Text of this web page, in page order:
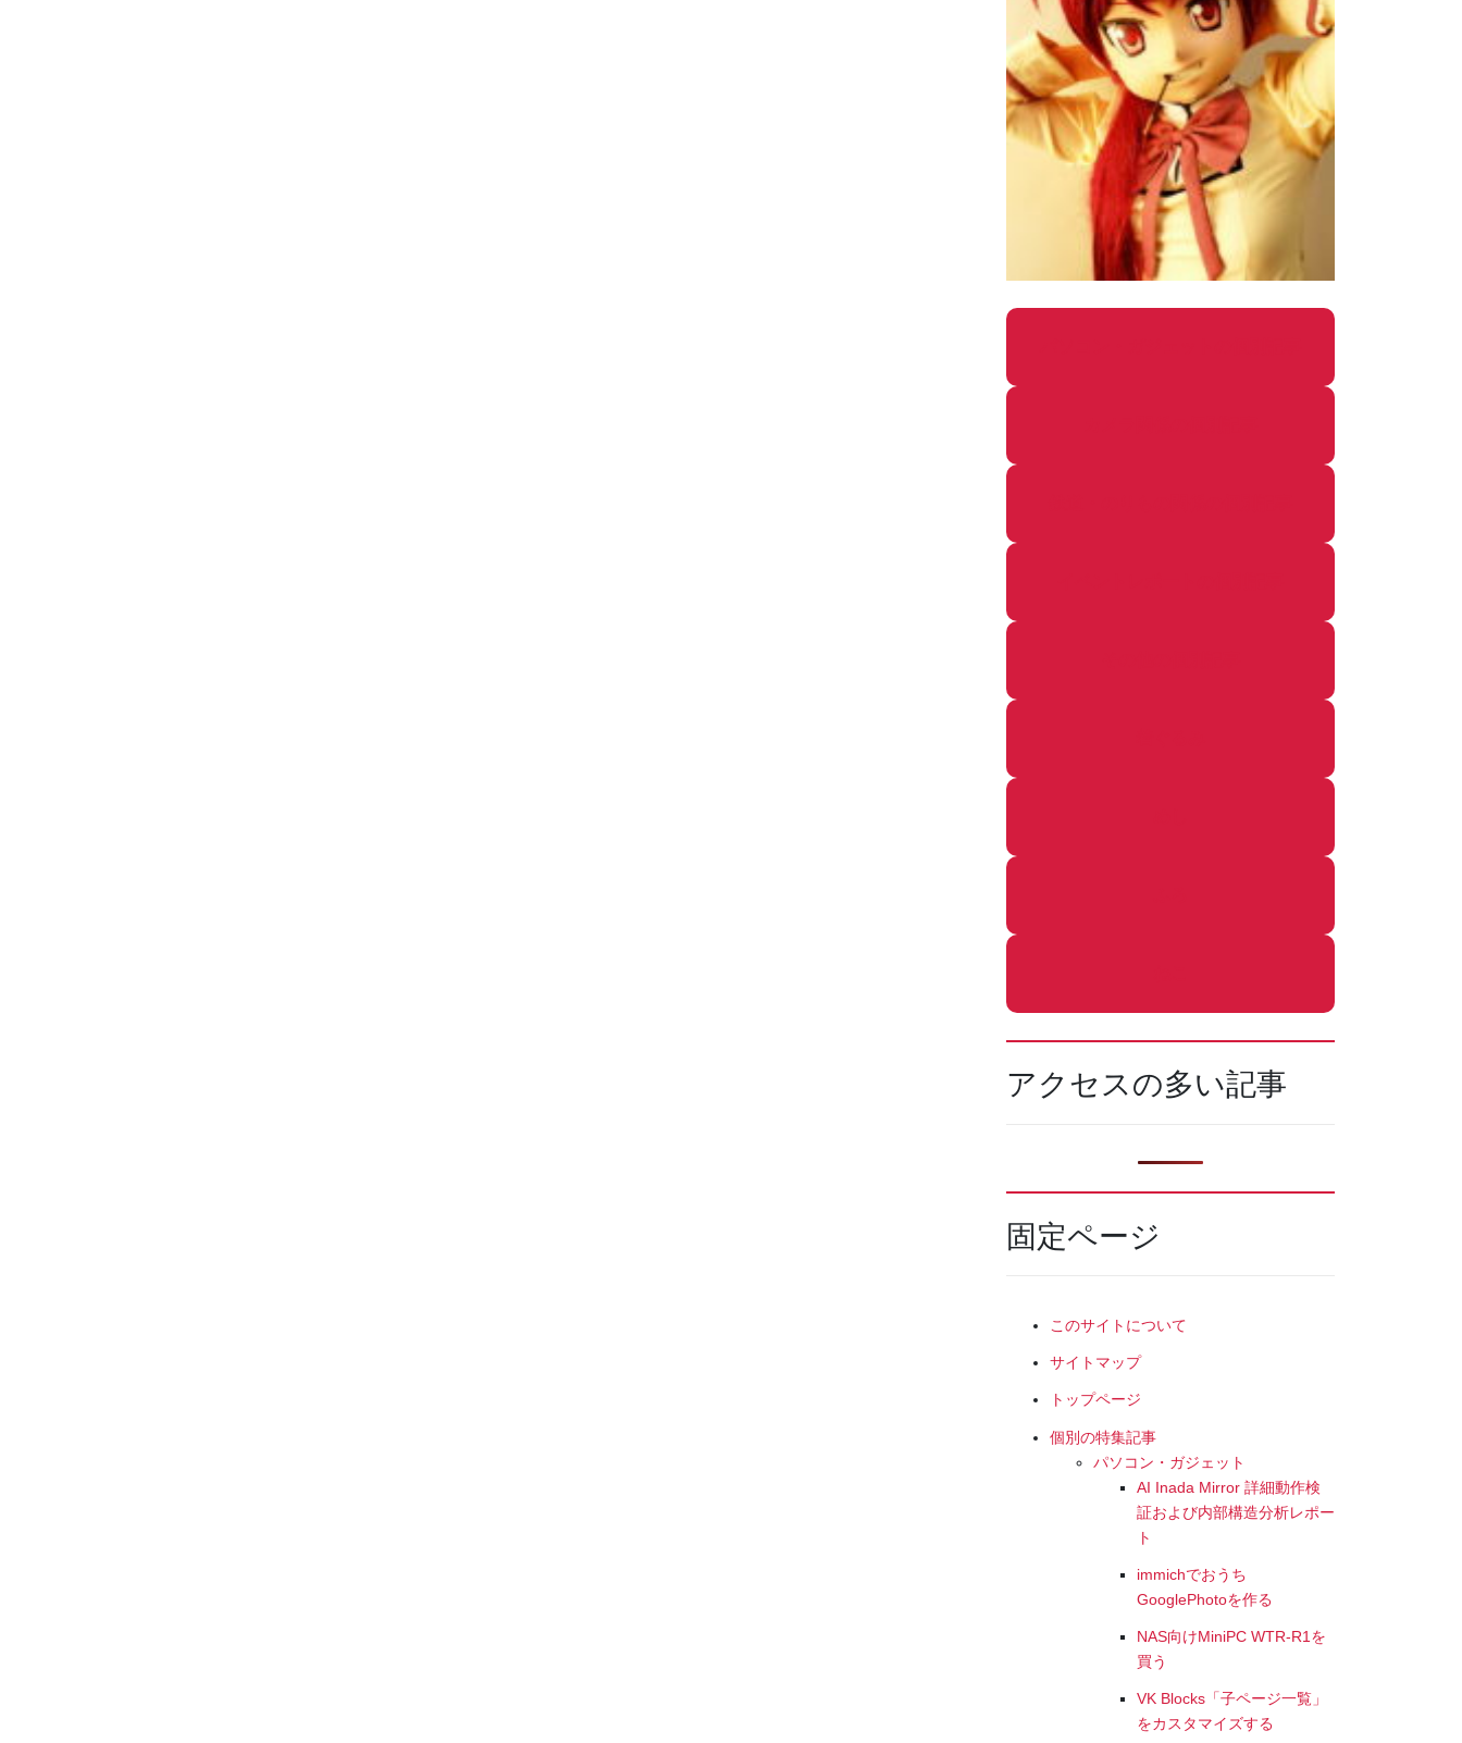
アクセスの多い記事
固定ページ
このサイトについて
サイトマップ
トップページ
個別の特集記事
パソコン・ガジェット
AI Inada Mirror 詳細動作検
証および内部構造分析レポー
ト
immichでおうち
GooglePhotoを作る
NAS向けMiniPC WTR-R1を
買う
VK Blocks「子ページ一覧」
をカスタマイズする